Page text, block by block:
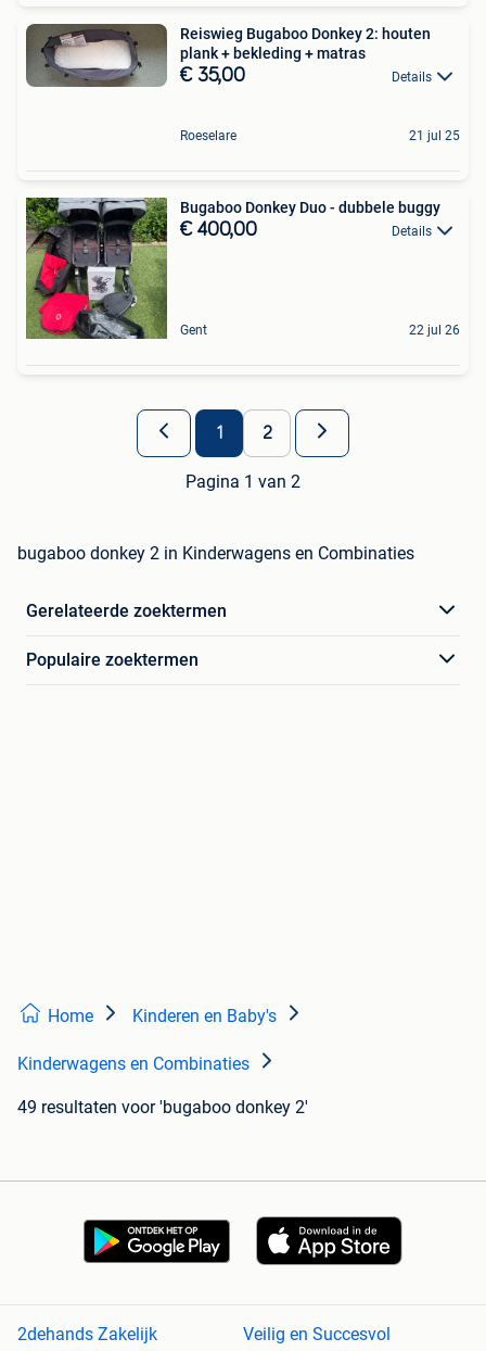
Reiswieg Bugaboo Donkey 2: houten
plank + bekleding + matras
€ 35,00 Details
Roeselare 21 jul 25
Bugaboo Donkey Duo - dubbele buggy
€ 400,00 Details
Gent 22 jul 26
1 2
Pagina 1 van 2
bugaboo donkey 2 in Kinderwagens en Combinaties
Gerelateerde zoektermen
Populaire zoektermen
Home Kinderen en Baby's
Kinderwagens en Combinaties
49 resultaten voor 'bugaboo donkey 2'
2dehands Zakelijk Veilig en Succesvol